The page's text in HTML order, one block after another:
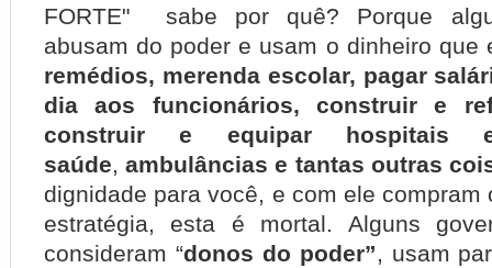
FORTE" sabe por quê? Porque
abusam do poder e usam o dinheiro que
remédios, merenda escolar, pagar
dia aos funcionários, construir e
construir e equipar hospitais
saúde ,ambulâncias e tantas outras
dignidade para você, e com ele compram
estratégia, esta é mortal. Alguns
consideram “donos do poder” , usam